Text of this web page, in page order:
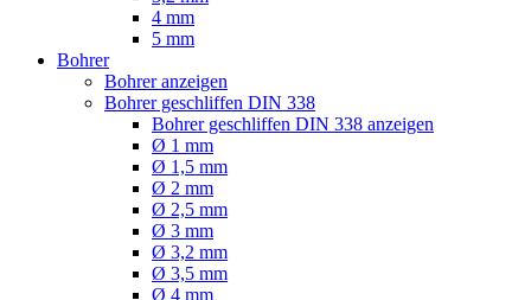
4 mm
5 mm
Bohrer
Bohrer anzeigen
Bohrer geschliffen DIN 338
Bohrer geschliffen DIN 338 anzeigen
Ø 1 mm
Ø 1,5 mm
Ø 2 mm
Ø 2,5 mm
Ø 3 mm
Ø 3,2 mm
Ø 3,5 mm
Ø 4 mm